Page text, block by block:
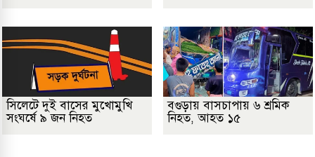
সিলেটে দুই বাসের মুখোমুখি
সংঘর্ষে ৯ জন নিহত
বগুড়ায় বাসচাপায় ৬ শ্রমিক
নিহত, আহত ১৫